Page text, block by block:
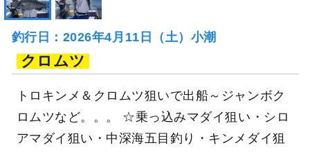
釣行日：2026年4月11日（土）小潮
クロムツ
トロキンメ＆クロムツ狙いで出船～ジャンボク
ロムツなど。。。 ☆乗っ込みマダイ狙い・シロ
アマダイ狙い・中深海五目釣り・キンメダイ狙